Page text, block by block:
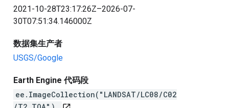
2021-10-28T23:17:26Z–2026-07-
30T07:51:34.146000Z
数据集生产者
USGS/Google
Earth Engine 代码段
ee.ImageCollection("LANDSAT/LC08/C02